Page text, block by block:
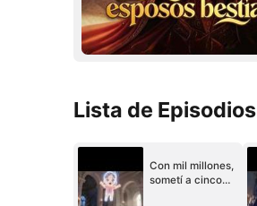
Lista de Episodios
Con mil millones,
sometí a cinco